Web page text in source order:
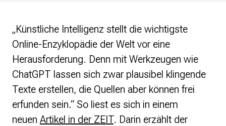
Unsere Werte
Strategische Ausrichtung 2030
Ansprechpartner*innen
Transparenz
Presse
Suchanfrage
„Künstliche Intelligenz stellt die wichtigste
Online-Enzyklopädie der Welt vor eine
Herausforderung. Denn mit Werkzeugen wie
ChatGPT lassen sich zwar plausibel klingende
Texte erstellen, die Quellen aber können frei
erfunden sein.“ So liest es sich in einem
neuen Artikel in der ZEIT. Darin erzählt der